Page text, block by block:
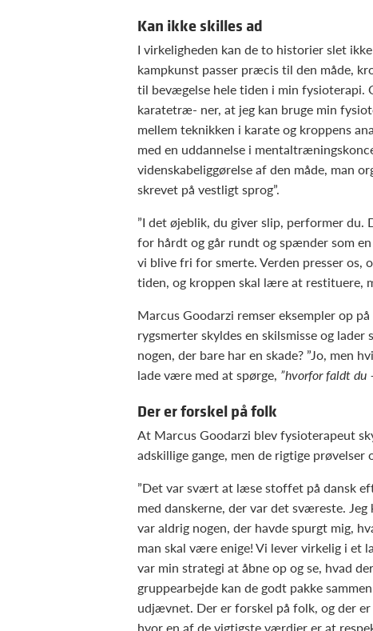
Kan ikke skilles ad
I virkeligheden kan de to historier slet
kampkunst passer præcis til den måde,
til bevægelse hele tiden i min fysioterapi.
karatetræ- ner, at jeg kan bruge min
mellem teknikken i karate og kroppens
med en uddannelse i
videnskabeliggørelse af den måde, man
skrevet på vestligt sprog”.
”I det øjeblik, du giver slip, performer
for hårdt og går rundt og spænder som
vi blive fri for smerte. Verden presser os,
tiden, og kroppen skal lære at restituere,
Marcus Goodarzi remser eksempler op
rygsmerter skyldes en skilsmisse og
nogen, der bare har en skade? ”Jo, men
lade være med at spørge, ”hvorfor faldt du
Der er forskel på folk
At Marcus Goodarzi blev fysioterapeut
adskillige gange, men de rigtige
”Det var svært at læse stoffet på dansk
med danskerne, der var det sværeste.
var aldrig nogen, der havde spurgt mig,
man skal være enige! Vi lever virkelig i et
var min strategi at åbne op og se, hvad
gruppearbejde kan de godt pakke
udjævnet. Der er forskel på folk, og der